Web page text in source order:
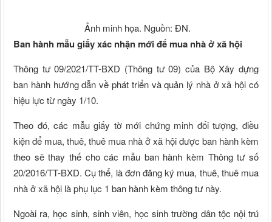
Ảnh minh họa. Nguồn: ĐN.
Ban hành mẫu giấy xác nhận mới để mua nhà ở xã hội
Thông tư 09/2021/TT-BXD (Thông tư 09) của Bộ Xây dựng
ban hành hướng dẫn về phát triển và quản lý nhà ở xã hội có
hiệu lực từ ngày 1/10.
Theo đó, các mẫu giấy tờ mới chứng minh đối tượng, điều
kiện để mua, thuê, thuê mua nhà ở xã hội được ban hành kèm
theo sẽ thay thế cho các mẫu ban hành kèm Thông tư số
20/2016/TT-BXD. Cụ thể, là đơn đăng ký mua, thuê, thuê mua
nhà ở xã hội là phụ lục 1 ban hành kèm thông tư này.
Ngoài ra, học sinh, sinh viên, học sinh trường dân tộc nội trú